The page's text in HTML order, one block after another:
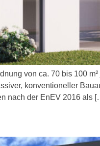
von ca. 70 bis 100
konventioneller
nach der EnEV 2016 als